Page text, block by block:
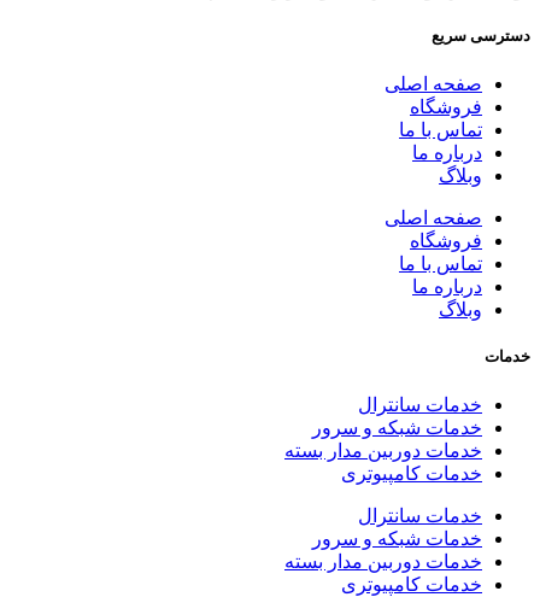
دسترسی سریع
صفحه اصلی
فروشگاه
تماس با ما
درباره ما
وبلاگ
صفحه اصلی
فروشگاه
تماس با ما
درباره ما
وبلاگ
خدمات
خدمات سانترال
خدمات شبکه و سرور
خدمات دوربین مدار بسته
خدمات کامپیوتری
خدمات سانترال
خدمات شبکه و سرور
خدمات دوربین مدار بسته
خدمات کامپیوتری